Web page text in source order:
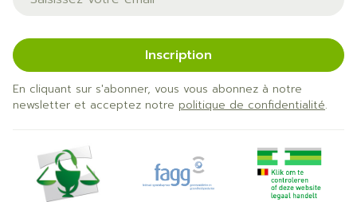
Inscription
En cliquant sur s'abonner, vous vous abonnez à notre
newsletter et acceptez notre politique de confidentialité.